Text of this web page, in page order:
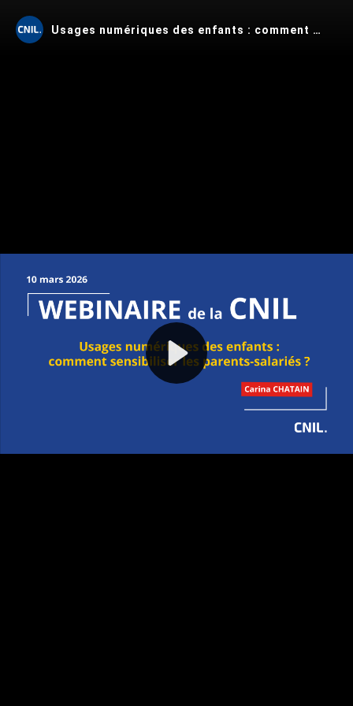
Play
Video
Usages numériques des enfants : comment sensibiliser les parents-salariés ?